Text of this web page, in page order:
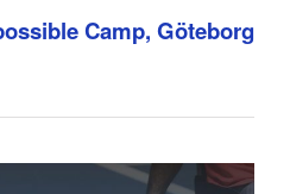
Camp, Göteborg